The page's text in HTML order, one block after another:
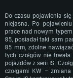
Rekomendowane
OS: Windows 10/11 (64
Procesor: Intel Core i5
Pamięć: 16 GB
Rekomendowane
OS: Mac OS Big Sur
Procesor: Intel Core i7
Pamięć: 8 GB
Dysk twardy: 22.1 GB
Rekomendowane
OS: Ubuntu 20.04 64bit
Procesor: Intel Core i7
Pamięć: 16 GB
Do czasu pojawienia się
niejasna. Po
prace nad nowym
85, posiadał taki sam
85 mm, zdolne
tych czołgów nie
pojazdów z serii IS.
czołgami KW –